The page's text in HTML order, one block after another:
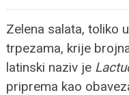
Zelena salata, toliko
trpezama, krije
latinski naziv je
priprema kao